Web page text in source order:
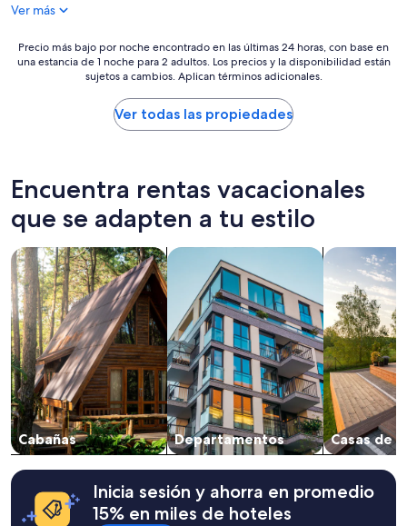
i
e
t
W
o
u
l
d
s
t
a
y
a
g
i
d
Ver más
Precio
más
últimas
24
horas,
con
base
en
una
estancia
de
1
noche
para
2
adultos.
Los
precios
y
la
disponibilidad
están
sujetos
Precio más bajo por noche encontrado en las últimas 24 horas, con base en
una estancia de 1 noche para 2 adultos. Los precios y la disponibilidad están
sujetos a cambios. Aplican términos adicionales.
Ver todas las propiedades
Encuentra rentas vacacionales
que se adapten a tu estilo
Cabañas
Buscar cabañas
Departamentos
Buscar departamentos
Casas de
Buscar
Inicia sesión y ahorra en promedio
15% en miles de hoteles